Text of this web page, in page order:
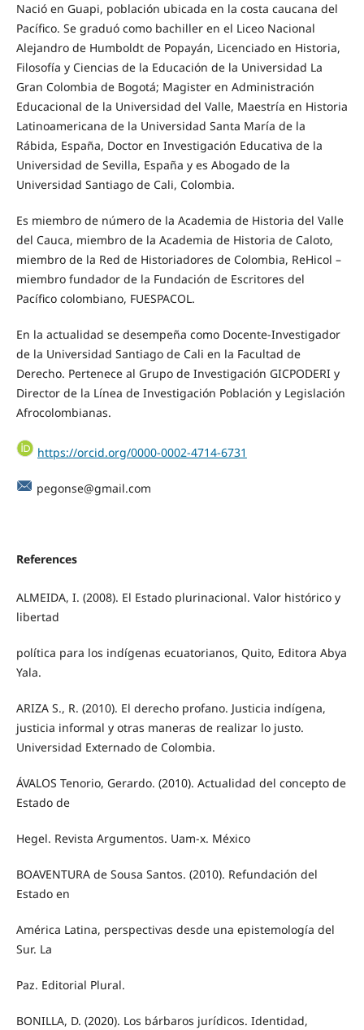
Nació en Guapi, población ubicada en la costa caucana del
Pacífico. Se graduó como bachiller en el Liceo Nacional
Alejandro de Humboldt de Popayán, Licenciado en Historia,
Filosofía y Ciencias de la Educación de la Universidad La
Gran Colombia de Bogotá; Magister en Administración
Educacional de la Universidad del Valle, Maestría en Historia
Latinoamericana de la Universidad Santa María de la
Rábida, España, Doctor en Investigación Educativa de la
Universidad de Sevilla, España y es Abogado de la
Universidad Santiago de Cali, Colombia.
Es miembro de número de la Academia de Historia del Valle
del Cauca, miembro de la Academia de Historia de Caloto,
miembro de la Red de Historiadores de Colombia, ReHicol –
miembro fundador de la Fundación de Escritores del
Pacífico colombiano, FUESPACOL.
En la actualidad se desempeña como Docente-Investigador
de la Universidad Santiago de Cali en la Facultad de
Derecho. Pertenece al Grupo de Investigación GICPODERI y
Director de la Línea de Investigación Población y Legislación
Afrocolombianas.
https://orcid.org/0000-0002-4714-6731
pegonse@gmail.com
References
ALMEIDA, I. (2008). El Estado plurinacional. Valor histórico y
libertad
política para los indígenas ecuatorianos, Quito, Editora Abya
Yala.
ARIZA S., R. (2010). El derecho profano. Justicia indígena,
justicia informal y otras maneras de realizar lo justo.
Universidad Externado de Colombia.
ÁVALOS Tenorio, Gerardo. (2010). Actualidad del concepto de
Estado de
Hegel. Revista Argumentos. Uam-x. México
BOAVENTURA de Sousa Santos. (2010). Refundación del
Estado en
América Latina, perspectivas desde una epistemología del
Sur. La
Paz. Editorial Plural.
BONILLA, D. (2020). Los bárbaros jurídicos. Identidad,